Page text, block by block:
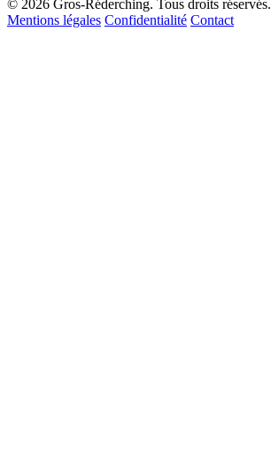
© 2026 Gros-Réderching. Tous droits réservés.
Mentions légales Confidentialité Contact